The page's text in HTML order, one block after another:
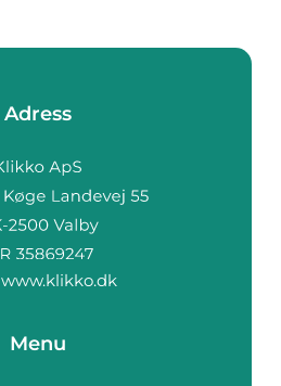
Adress
www.klikko.dk
Menu